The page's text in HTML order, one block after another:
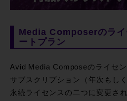
Media Composerのライ
ートプラン
Avid Media Composeのライセン
サブスクリプション（年次もし
永続ライセンスの二つに変更さ